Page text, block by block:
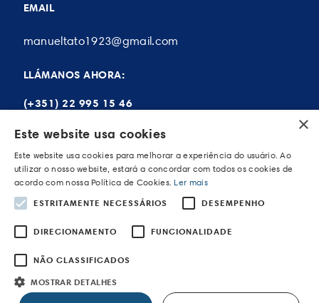
EMAIL
manueltato1923@gmail.com
LLÁMANOS AHORA:
(+351) 22 995 15 46
Mi cuenta
Mis ordenes
Mis direcciones
POWERED BY WEVOLVED - Creative Agency
×
Este website usa cookies
Este website usa cookies para melhorar a experiência do usuário. Ao
utilizar o nosso website, estará a concordar com todos os cookies de
acordo com nossa Política de Cookies.Ler mais
ESTRITAMENTE NECESSÁRIOS
DESEMPENHO
DIRECIONAMENTO FUNCIONALIDADE
NÃO CLASSIFICADOS
MOSTRAR DETALHES